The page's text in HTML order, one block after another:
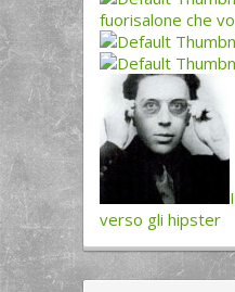
fuorisalone che
verso gli hipster